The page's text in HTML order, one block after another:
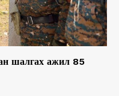
шалгах ажил 85